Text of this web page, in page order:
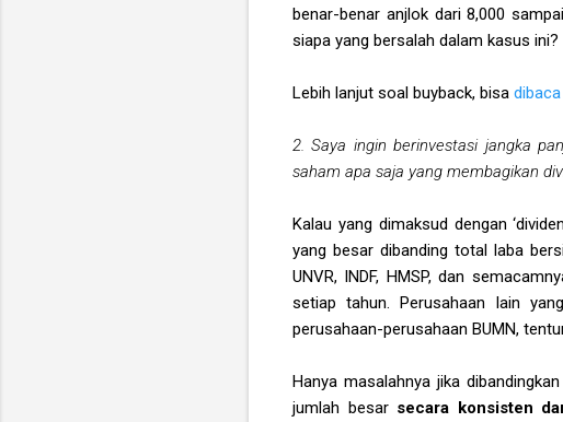
benar-benar anjlok dari 8,000
siapa yang bersalah dalam kasus ini?
Lebih lanjut soal buyback, bisa
2. Saya ingin berinvestasi jangka
saham apa saja yang membagikan
Kalau yang dimaksud dengan
yang besar dibanding total laba
UNVR, INDF, HMSP, dan
setiap tahun. Perusahaan lain
perusahaan-perusahaan BUMN,
Hanya masalahnya jika
jumlah besar secara konsisten